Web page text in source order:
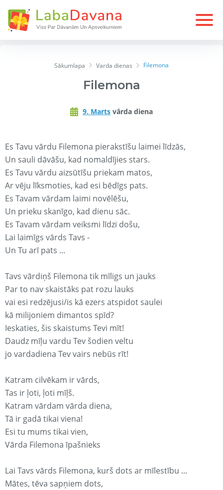
Sākumlapa Varda dienas Filemona
Filemona
9. Marts vārda diena
Es Tavu vārdu Filemona pierakstīšu laimei līdzās,
Un sauli dāvāšu, kad nomaldījies stars.
Es Tavu vārdu aizsūtīšu priekam matos,
Ar vēju līksmoties, kad esi bēdīgs pats.
Es Tavam vārdam laimi novēlēšu,
Un prieku skanīgo, kad dienu sāc.
Es Tavam vārdam veiksmi līdzi došu,
Lai laimīgs vārds Tavs -
Un Tu arī pats ...
Tavs vārdiņš Filemona tik mīligs un jauks
Par to nav skaistāks pat rozu lauks
vai esi redzējusi/is kā ezers atspidot saulei
kā milijoniem dimantos spīd?
Ieskaties, šis skaistums Tevi mīt!
Daudz mīļu vardu Tev šodien veltu
jo vardadiena Tev vairs nebūs rīt!
Katram cilvēkam ir vārds,
Tas ir ļoti, ļoti mīļš.
Katram vārdam vārda diena,
Tā ir gadā tikai viena!
Esi tu mums tikai vien,
Vārda Filemona īpašnieks
Lai Tavs vārds Filemona, kurš dots ar mīlestību ...
Mātes, tēva sapņiem dots,